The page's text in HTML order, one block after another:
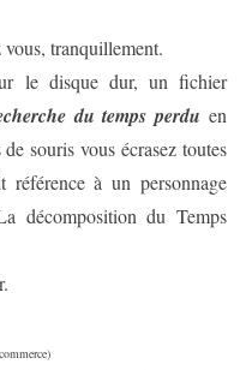
tranquillement.
le disque dur, un fichier
du temps perdu en
souris vous écrasez toutes
à un personnage
décomposition du Temps